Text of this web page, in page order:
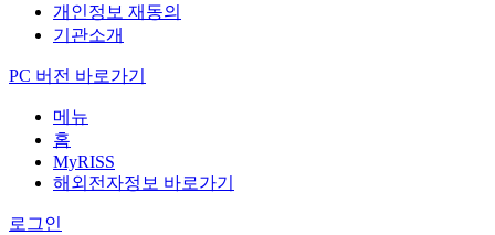
개인정보 재동의
기관소개
PC 버전 바로가기
메뉴
홈
MyRISS
해외전자정보 바로가기
로그인